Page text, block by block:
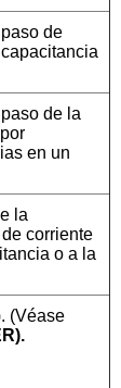
de
de la
en un
la
corriente
o a la
(Véase